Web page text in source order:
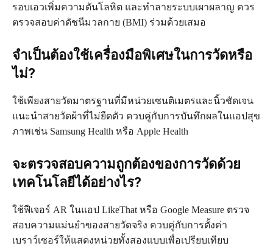
รอบเอวเพิ่มความดันโลหิต และทำลายระบบเผาผลาญ ควร
ตรวจสอบค่าดัชนีมวลกาย (BMI) ร่วมด้วยเสมอ
จำเป็นต้องใช้เครื่องมือพิเศษในการวัดหรือ
ไม่?
ใช้เพียงสายวัดมาตรฐานที่มีหน่วยเซนติเมตรและนิ้วชัดเจน
แนะนำสายวัดผ้าที่ไม่ยืดตัว ควบคู่กับการบันทึกผลในแอปสุข
ภาพเช่น Samsung Health หรือ Apple Health
จะตรวจสอบความถูกต้องของการวัดด้วย
เทคโนโลยีได้อย่างไร?
ใช้ฟีเจอร์ AR ในแอป LikeThat หรือ Google Measure ตรวจ
สอบความแม่นยำของสายวัดจริง ควบคู่กับการตั้งค่า
เบราว์เซอร์ให้แสดงหน่วยทั้งสองแบบเพื่อเปรียบเทียบ